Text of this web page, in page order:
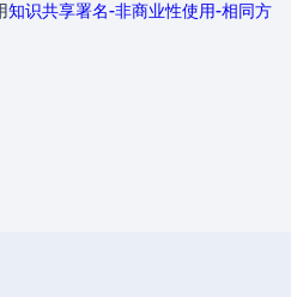
知识共享署名-非商业性使用-相同方